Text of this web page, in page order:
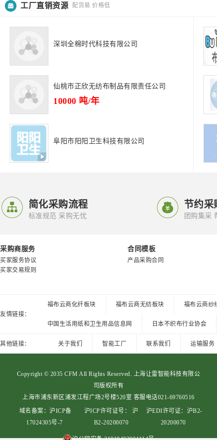
工厂直销资源 配货易 价格低
深圳全棉时代科技有限公司
仙桃市正欣无纺布制品有限责任公司
10000 吨/年
阜阳市阳阳卫生科技有限公司
 简化采购流程
标准规范 采购无忧  节约采
团购集采
采购商服务
买家服务协议
买家交易规则
合同模板
产品采购合同
友情链接：
福布云商化纤板块 福布云商无纺板块 福布云商纱
中国生活用纸和卫生用品信息网 日本不织布行业协会
其他链接： 关于我们 智能工厂 联系我们 运输服务
Copyright © 2035 CFM All Rights Reserved. 上海让雷智能科技有限公
司版权所有
上海市浦东新区浦发江程广场2号楼520室 客服电话021-69760516
域名备案：沪ICP备
17024305号-7
沪ICP许可证号：
沪
B2-20200070
沪EDI许可证： 沪B2-
20200070